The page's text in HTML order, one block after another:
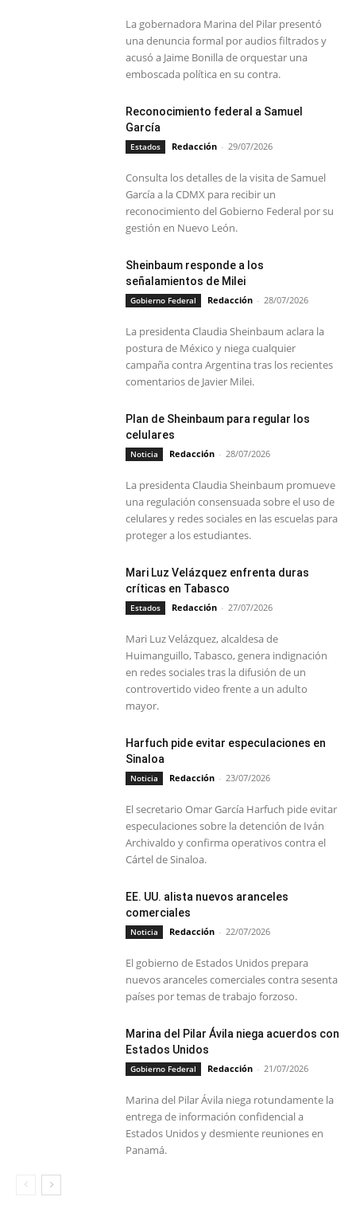
La gobernadora Marina del Pilar presentó
una denuncia formal por audios filtrados y
acusó a Jaime Bonilla de orquestar una
emboscada política en su contra.
Reconocimiento federal a Samuel
García
Estados Redacción - 29/07/2026
Consulta los detalles de la visita de Samuel
García a la CDMX para recibir un
reconocimiento del Gobierno Federal por su
gestión en Nuevo León.
Sheinbaum responde a los
señalamientos de Milei
Gobierno Federal Redacción - 28/07/2026
La presidenta Claudia Sheinbaum aclara la
postura de México y niega cualquier
campaña contra Argentina tras los recientes
comentarios de Javier Milei.
Plan de Sheinbaum para regular los
celulares
Noticia Redacción - 28/07/2026
La presidenta Claudia Sheinbaum promueve
una regulación consensuada sobre el uso de
celulares y redes sociales en las escuelas para
proteger a los estudiantes.
Mari Luz Velázquez enfrenta duras
críticas en Tabasco
Estados Redacción - 27/07/2026
Mari Luz Velázquez, alcaldesa de
Huimanguillo, Tabasco, genera indignación
en redes sociales tras la difusión de un
controvertido video frente a un adulto
mayor.
Harfuch pide evitar especulaciones en
Sinaloa
Noticia Redacción - 23/07/2026
El secretario Omar García Harfuch pide evitar
especulaciones sobre la detención de Iván
Archivaldo y confirma operativos contra el
Cártel de Sinaloa.
EE. UU. alista nuevos aranceles
comerciales
Noticia Redacción - 22/07/2026
El gobierno de Estados Unidos prepara
nuevos aranceles comerciales contra sesenta
países por temas de trabajo forzoso.
Marina del Pilar Ávila niega acuerdos con
Estados Unidos
Gobierno Federal Redacción - 21/07/2026
Marina del Pilar Ávila niega rotundamente la
entrega de información confidencial a
Estados Unidos y desmiente reuniones en
Panamá.